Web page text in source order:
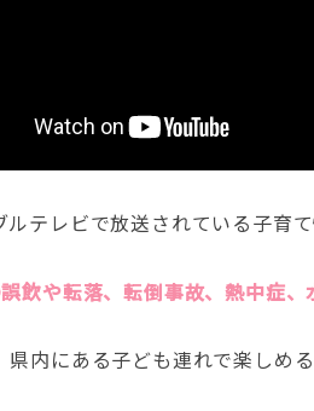
テレビで放送されている子育
飲や転落、転倒事故、熱中症、
内にある子ども連れで楽しめ